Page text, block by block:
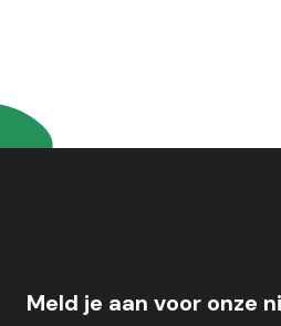
Meld je aan voor onze